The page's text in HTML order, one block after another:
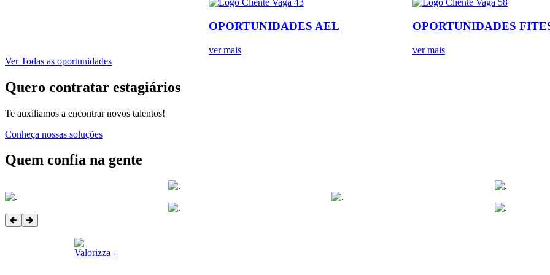
OPORTUNIDADES AEL
ver mais
OPORTUNIDADES
ver mais
Ver Todas as oportunidades
Quero contratar estagiários
Te auxiliamos a encontrar novos talentos!
Conheça nossas soluções
Quem confia na gente